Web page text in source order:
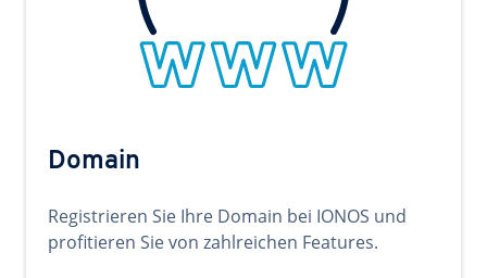
Domain
Registrieren Sie Ihre Domain bei IONOS und
profitieren Sie von zahlreichen Features.